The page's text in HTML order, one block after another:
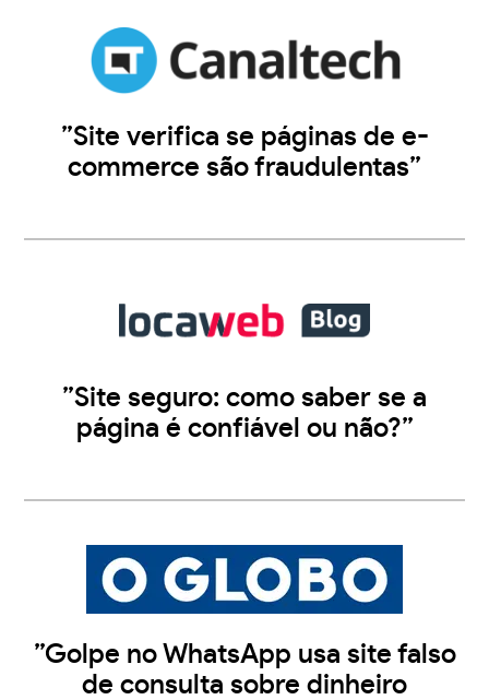
”Site verifica se páginas de e-
commerce são fraudulentas”
”Site seguro: como saber se a
página é confiável ou não?”
”Golpe no WhatsApp usa site falso
de consulta sobre dinheiro